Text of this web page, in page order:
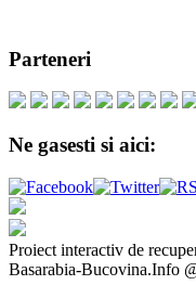
Parteneri
Ne gasesti si aici:
Proiect interactiv de
Basarabia-Bucovina.Info